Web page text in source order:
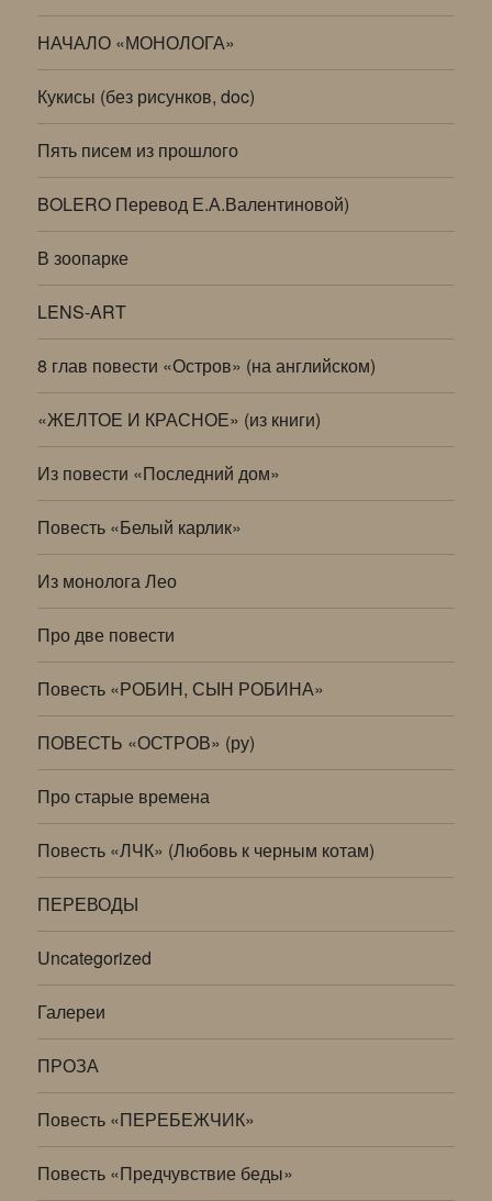
НАЧАЛО «МОНОЛОГА»
Кукисы (без рисунков, doc)
Пять писем из прошлого
BOLERO Перевод Е.А.Валентиновой)
В зоопарке
LENS-ART
8 глав повести «Остров» (на английском)
«ЖЕЛТОЕ И КРАСНОЕ» (из книги)
Из повести «Последний дом»
Повесть «Белый карлик»
Из монолога Лео
Про две повести
Повесть «РОБИН, СЫН РОБИНА»
ПОВЕСТЬ «ОСТРОВ» (ру)
Про старые времена
Повесть «ЛЧК» (Любовь к черным котам)
ПЕРЕВОДЫ
Uncategorized
Галереи
ПРОЗА
Повесть «ПЕРЕБЕЖЧИК»
Повесть «Предчувствие беды»